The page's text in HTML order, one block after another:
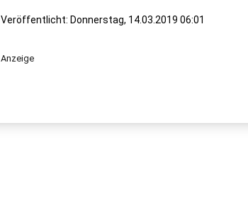
Veröffentlicht: Donnerstag, 14.03.2019 06:01
Anzeige